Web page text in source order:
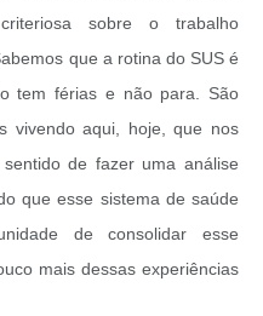
sobre o trabalho
que a rotina do SUS é
tem férias e não para. São
vivendo aqui, hoje, que nos
de fazer uma análise
que esse sistema de saúde
de consolidar esse
mais dessas experiências